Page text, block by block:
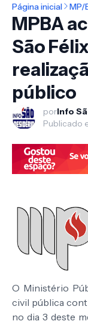
Página inicial MP/
MPBA
São
público
porInfo
Publicado
O Ministério
civil pública
no dia 3 deste